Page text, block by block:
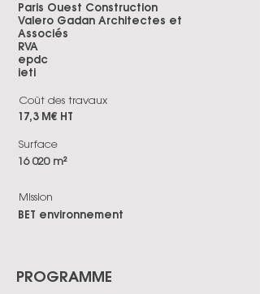
Paris Ouest Construction
Valero Gadan Architectes et
Associés
RVA
epdc
ieti
Coût des travaux
17,3 M€ HT
Surface
16 020 m²
Mission
BET environnement
PROGRAMME